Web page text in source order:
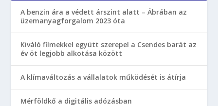
A benzin ára a védett árszint alatt – Ábrában az
üzemanyagforgalom 2023 óta
Kiváló filmekkel együtt szerepel a Csendes barát az
év öt legjobb alkotása között
A klímaváltozás a vállalatok működését is átírja
Mérföldkő a digitális adózásban